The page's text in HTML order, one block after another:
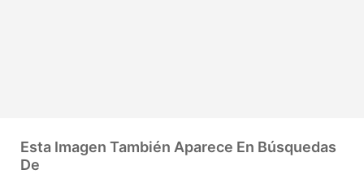
Esta Imagen También Aparece En Búsquedas
De